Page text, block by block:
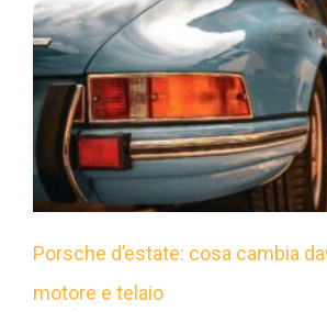
Porsche d’estate: cosa cambia
motore e telaio